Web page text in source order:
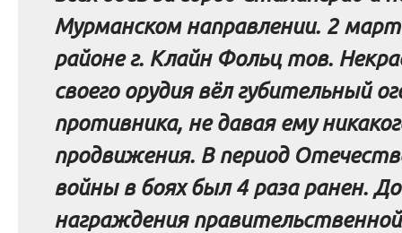
Мурманском направлении. 2
районе г. Клайн Фольц тов.
своего орудия вёл губительный
противника, не давая ему
продвижения. В период
войны в боях был 4 раза ранен.
награждения